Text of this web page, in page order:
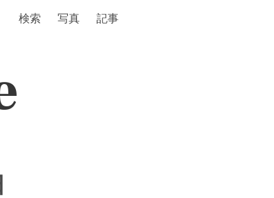
検索 写真 記事